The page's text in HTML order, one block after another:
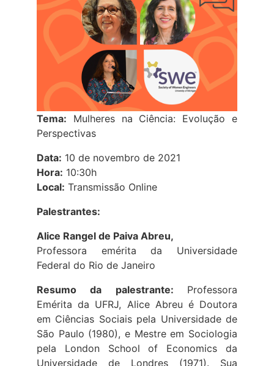
Tema: Mulheres na Ciência: Evolução e
Perspectivas
Data: 10 de novembro de 2021
Hora: 10:30h
Local: Transmissão Online
Palestrantes:
Alice Rangel de Paiva Abreu,
Professora emérita da Universidade
Federal do Rio de Janeiro
Resumo da palestrante: Professora
Emérita da UFRJ, Alice Abreu é Doutora
em Ciências Sociais pela Universidade de
São Paulo (1980), e Mestre em Sociologia
pela London School of Economics da
Universidade de Londres (1971). Sua